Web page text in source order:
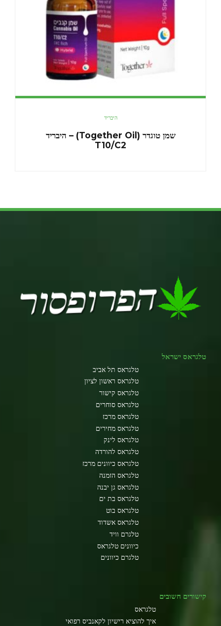
היבריד
שמן טוגדר (Together Oil) – היבריד
T10/C2
טלגראס ישראל
טלגראס תל אביב
טלגראס ראשון לציון
טלגראס קישור
טלגראס סוחרים
טלגראס מרכז
טלגראס מחירים
טלגראס לינק
טלגראס להורדה
טלגראס כיוונים מרכז
טלגראס הזמנה
טלגראס גן יבנה
טלגראס בת ים
טלגראס בוט
טלגראס אשדוד
טלגרם וויד
כיוונים טלגראס
טלגרם כיוונים
קישורים חשובים
טלגראס
איך להוציא רישיון לקאנביס רפואי